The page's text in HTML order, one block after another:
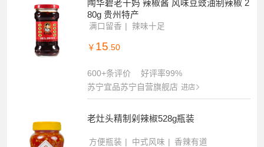
陶华碧老干妈 辣椒酱 风味豆豉油制辣椒 2
80g 贵州特产
满口留香 辣味十足
￥ 15.50
600+条评价
好评率99%
苏宁宜品苏宁自营旗舰店 进店
老灶头精制剁辣椒528g瓶装
方便瓶装 中式风味 香辣有道